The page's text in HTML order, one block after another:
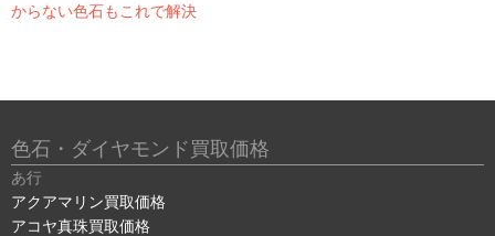
からない色石もこれで解決
色石・ダイヤモンド買取価格
あ行
アクアマリン買取価格
アコヤ真珠買取価格